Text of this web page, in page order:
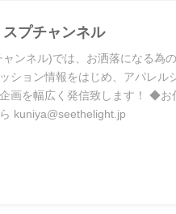
プチャンネル
ンネル)では、お洒落になる為
ション情報をはじめ、アパレル
画を幅広く発信致します！ ◆お
kuniya@seethelight.jp